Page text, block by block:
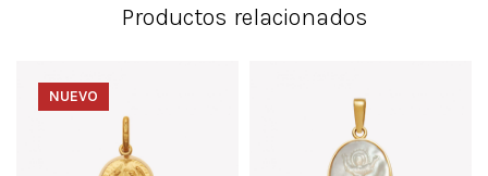
Productos relacionados
NUEVO